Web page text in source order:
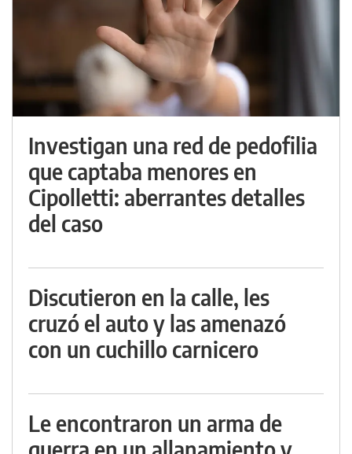
Investigan una red de pedofilia
que captaba menores en
Cipolletti: aberrantes detalles
del caso
Discutieron en la calle, les
cruzó el auto y las amenazó
con un cuchillo carnicero
Le encontraron un arma de